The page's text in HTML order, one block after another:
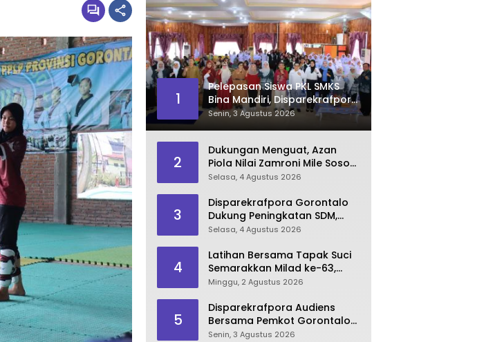
1
Pelepasan Siswa PKL SMKS
Bina Mandiri, Disparekrafpora
Dorong Lahirnya SDM
Pariwisata Unggul
Senin, 3 Agustus 2026
2
Dukungan Menguat, Azan
Piola Nilai Zamroni Mile Sosok
Tepat Teruskan
Selasa, 4 Agustus 2026
3
Disparekrafpora Gorontalo
Dukung Peningkatan SDM,
Berikan Rekomendasi Studi S3
Selasa, 4 Agustus 2026
4
Latihan Bersama Tapak Suci
Semarakkan Milad ke-63,
Sultan Kalupe Ajak Atlet
Minggu, 2 Agustus 2026
5
Disparekrafpora Audiens
Bersama Pemkot Gorontalo
Bahas Dukungan GKK 2026
Senin, 3 Agustus 2026